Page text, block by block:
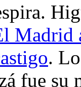
Madrid
.
fue su